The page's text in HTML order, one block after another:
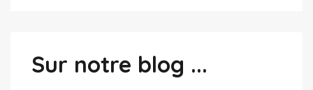
Sur notre blog ...